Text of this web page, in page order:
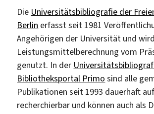
Die Universitätsbibliografie der
Berlin erfasst seit 1981
Angehörigen der Universität und
Leistungsmittelberechnung vom
genutzt. In der
Bibliotheksportal Primo sind alle
Publikationen seit 1993 dauerhaft
recherchierbar und können auch als